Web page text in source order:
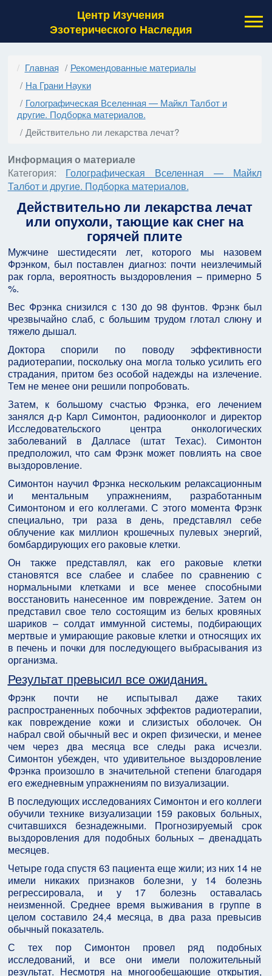
Центр Изучения
Эзотерического Наследия
Главная
Рекомендованные материалы
На Грани Науки
Голографическая Вселенная — Майкл Талбот и
другие. Подборка материалов.
Действительно ли лекарства лечат?
Информация о материале
Категория: Голографическая Вселенная — Майкл
Талбот и другие. Подборка материалов.
Действительно ли лекарства лечат
или опухоли, тающие как снег на
горячей плите
Мужчине шестидесяти лет, которого мы назовем
Фрэнком, был поставлен диагноз: почти неизлечимый
рак горла, вероятность выздоровления – примерно 5
%.
Вес Фрэнка снизился с 130 до 98 фунтов. Фрэнк был
чрезвычайно слаб, с большим трудом глотал слюну и
тяжело дышал.
Доктора спорили по поводу эффективности
радиотерапии, поскольку она могла только усилить его
страдания, притом без особой надежды на излечение.
Тем не менее они решили попробовать.
Затем, к большому счастью Фрэнка, его лечением
занялся д-р Карл Симонтон, радиоонколог и директор
Исследовательского центра онкологических
заболеваний в Далласе (штат Техас). Симонтон
предположил, что сам Фрэнк может повлиять на свое
выздоровление.
Симонтон научил Фрэнка нескольким релаксационным
и ментальным упражнениям, разработанным
Симонтоном и его коллегами. С этого момента Фрэнк
специально, три раза в день, представлял себе
облучение как миллион крошечных пулевых энергий,
бомбардирующих его раковые клетки.
Он также представлял, как его раковые клетки
становятся все слабее и слабее по сравнению с
нормальными клетками и все менее способными
восстановить нанесенное им повреждение. Затем он
представил свое тело состоящим из белых кровяных
шариков – солдат иммунной системы, подбирающих
мертвые и умирающие раковые клетки и относящих их
в печень и почки для последующего выбрасывания из
организма.
Результат превысил все ожидания.
Фрэнк почти не испытывал даже таких
распространенных побочных эффектов радиотерапии,
как повреждение кожи и слизистых оболочек. Он
набрал свой обычный вес и окреп физически, и менее
чем через два месяца все следы рака исчезли.
Симонтон убежден, что удивительное выздоровление
Фрэнка произошло в значительной степени благодаря
его ежедневным упражнениям по визуализации.
В последующих исследованиях Симонтон и его коллеги
обучили технике визуализации 159 раковых больных,
считавшихся безнадежными. Прогнозируемый срок
выздоровления для подобных больных – двенадцать
месяцев.
Четыре года спустя 63 пациента еще жили; из них 14 не
имели никаких признаков болезни, у 14 болезнь
регрессировала, и у 17 болезнь оставалась
неизменной. Среднее время выживания в группе в
целом составило 24,4 месяца, в два раза превысив
обычный показатель.
С тех пор Симонтон провел ряд подобных
исследований, и все они имели положительный
результат. Несмотря на многообещающие открытия,